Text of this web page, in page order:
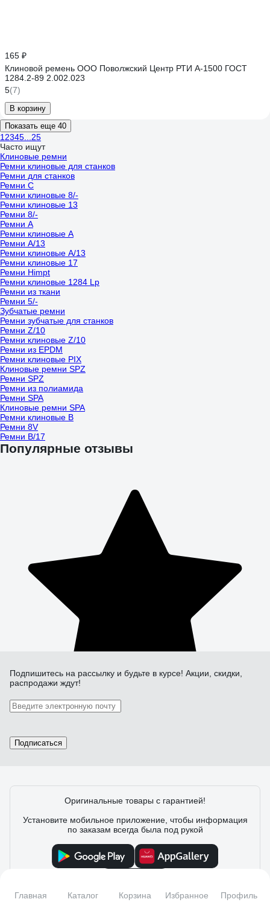
Главная Каталог Корзина Избранное Профиль
165 ₽
Клиновой ремень ООО Поволжский Центр РТИ А-1500 ГОСТ
1284.2-89 2.002.023
5(7)
В корзину
Показать еще 40
1 2345
25
Часто ищут
Клиновые ремни
Ремни клиновые для станков
Ремни для станков
Ремни C
Ремни клиновые 8/-
Ремни клиновые 13
Ремни 8/-
Ремни A
Ремни клиновые A
Ремни A/13
Ремни клиновые A/13
Ремни клиновые 17
Ремни Himpt
Ремни клиновые 1284 Lp
Ремни из ткани
Ремни 5/-
Зубчатые ремни
Ремни зубчатые для станков
Ремни Z/10
Ремни клиновые Z/10
Ремни из EPDM
Ремни клиновые PIX
Клиновые ремни SPZ
Ремни SPZ
Ремни из полиамида
Ремни SPA
Клиновые ремни SPA
Ремни клиновые B
Ремни 8V
Ремни B/17
Популярные отзывы
Подпишитесь на рассылку и будьте в курсе! Акции, скидки,
распродажи ждут!
Подписаться
Оригинальные товары с гарантией!
Установите мобильное приложение, чтобы информация
по заказам всегда была под рукой